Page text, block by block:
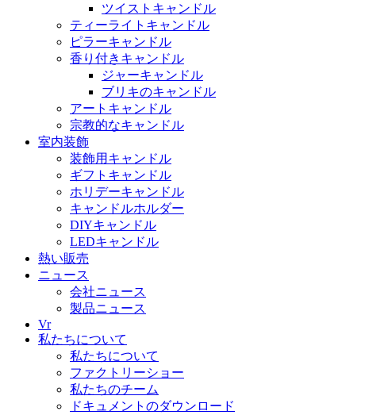
ツイストキャンドル
ティーライトキャンドル
ピラーキャンドル
香り付きキャンドル
ジャーキャンドル
ブリキのキャンドル
アートキャンドル
宗教的なキャンドル
室内装飾
装飾用キャンドル
ギフトキャンドル
ホリデーキャンドル
キャンドルホルダー
DIYキャンドル
LEDキャンドル
熱い販売
ニュース
会社ニュース
製品ニュース
Vr
私たちについて
私たちについて
ファクトリーショー
私たちのチーム
ドキュメントのダウンロード